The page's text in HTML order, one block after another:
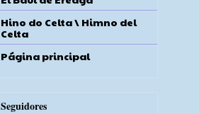
Hino do Celta \ Himno del
Celta
Página principal
Seguidores